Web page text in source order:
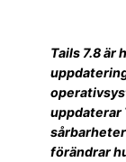
Tails 7.8 är
uppdaterar
förändrar